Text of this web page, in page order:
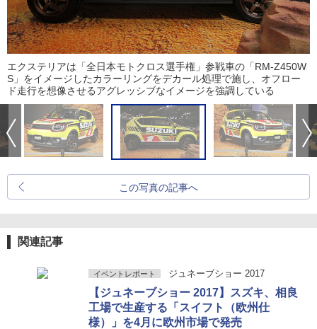
エクステリアは「全日本モトクロス選手権」参戦車の「RM-Z450W
S」をイメージしたカラーリングをデカール処理で施し、オフロー
ド走行を想像させるアグレッシブなイメージを強調している
この写真の記事へ
関連記事
イベントレポート ジュネーブショー 2017
【ジュネーブショー 2017】スズキ、相良
工場で生産する「スイフト（欧州仕
様）」を4月に欧州市場で発売